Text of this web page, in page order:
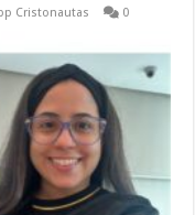
Cristonautas 0